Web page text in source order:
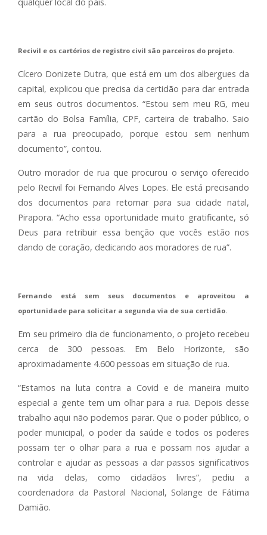
Recivil e os cartórios de registro civil são parceiros do projeto.
Cícero Donizete Dutra, que está em um dos albergues da
capital, explicou que precisa da certidão para dar entrada
em seus outros documentos. “Estou sem meu RG, meu
cartão do Bolsa Família, CPF, carteira de trabalho. Saio
para a rua preocupado, porque estou sem nenhum
documento”, contou.
Outro morador de rua que procurou o serviço oferecido
pelo Recivil foi Fernando Alves Lopes. Ele está precisando
dos documentos para retornar para sua cidade natal,
Pirapora. “Acho essa oportunidade muito gratificante, só
Deus para retribuir essa benção que vocês estão nos
dando de coração, dedicando aos moradores de rua”.
Fernando está sem seus documentos e aproveitou a
oportunidade para solicitar a segunda via de sua certidão.
Em seu primeiro dia de funcionamento, o projeto recebeu
cerca de 300 pessoas. Em Belo Horizonte, são
aproximadamente 4.600 pessoas em situação de rua.
“Estamos na luta contra a Covid e de maneira muito
especial a gente tem um olhar para a rua. Depois desse
trabalho aqui não podemos parar. Que o poder público, o
poder municipal, o poder da saúde e todos os poderes
possam ter o olhar para a rua e possam nos ajudar a
controlar e ajudar as pessoas a dar passos significativos
na vida delas, como cidadãos livres”, pediu a
coordenadora da Pastoral Nacional, Solange de Fátima
Damião.